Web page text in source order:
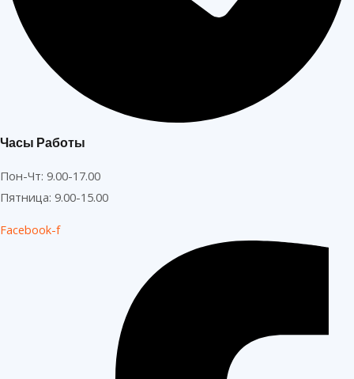
Часы Работы
Пон-Чт: 9.00-17.00
Пятница: 9.00-15.00
Facebook-f